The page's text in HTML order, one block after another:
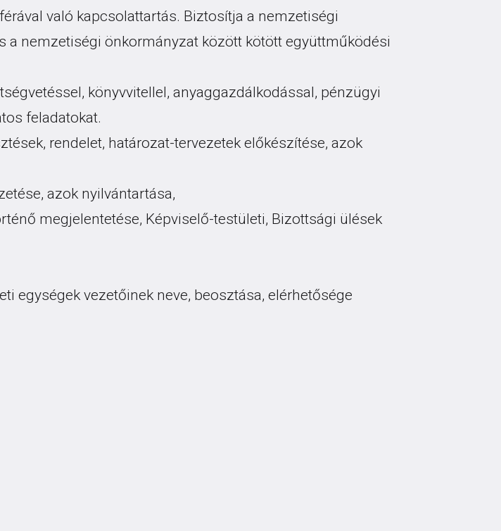
való kapcsolattartás. Biztosítja a nemzetiségi
a nemzetiségi önkormányzat között kötött együttműködési
könyvvitellel, anyaggazdálkodással, pénzügyi
feladatokat.
rendelet, határozat-tervezetek előkészítése, azok
azok nyilvántartása,
megjelentetése, Képviselő-testületi, Bizottsági ülések
egységek vezetőinek neve, beosztása, elérhetősége